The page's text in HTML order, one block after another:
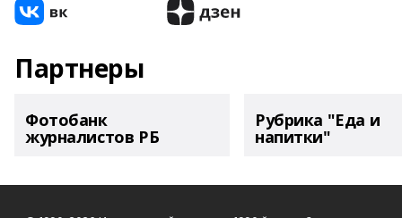
Партнеры
Фотобанк
журналистов РБ
Рубрика "Еда и
напитки"